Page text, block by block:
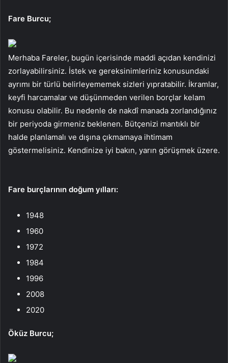
Fare Burcu;
Merhaba Fareler, bugün içerisinde maddi açıdan kendinizi
zorlayabilirsiniz. İstek ve gereksinimleriniz konusundaki
ayrımı bir türlü belirleyememek sizleri yıpratabilir. İkramlar,
keyfi harcamalar ve düşünmeden verilen borçlar kelam
konusu olabilir. Bu nedenle de nakdî manada zorlandığınız
bir periyoda girmeniz beklenen. Bütçenizi mantıklı bir
halde planlamalı ve dışına çıkmamaya ihtimam
göstermelisiniz. Kendinize iyi bakın, yarın görüşmek üzere.
Fare burçlarının doğum yılları:
1948
1960
1972
1984
1996
2008
2020
Öküz Burcu;